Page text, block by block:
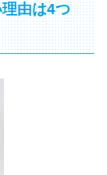
由は4つ